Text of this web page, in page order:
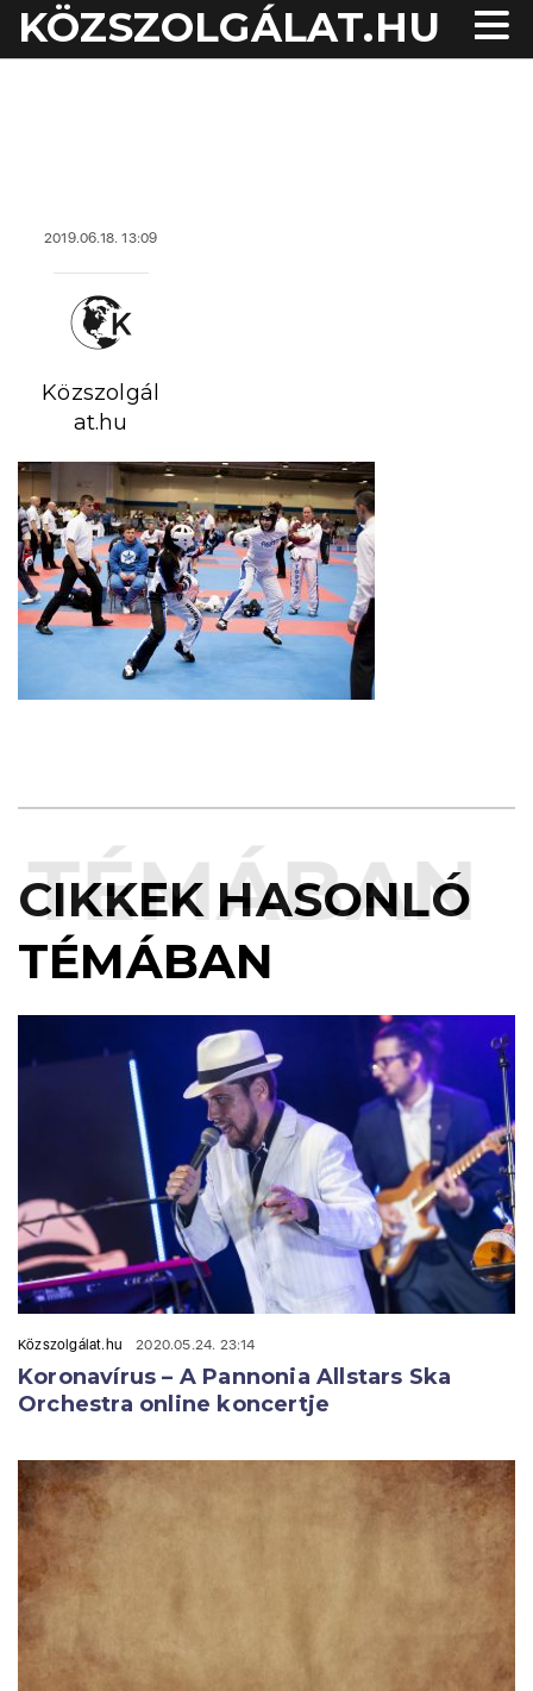
KÖZSZOLGÁLAT.HU
2019.06.18. 13:09
Közszolgál
at.hu
CIKKEK HASONLÓ
TÉMÁBAN
Közszolgálat.hu 2020.05.24. 23:14
Koronavírus – A Pannonia Allstars Ska
Orchestra online koncertje